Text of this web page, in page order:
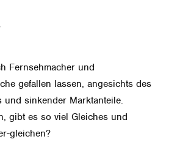
Fernsehmacher und
gefallen lassen, angesichts des
und sinkender Marktanteile.
gibt es so viel Gleiches und
gleichen?